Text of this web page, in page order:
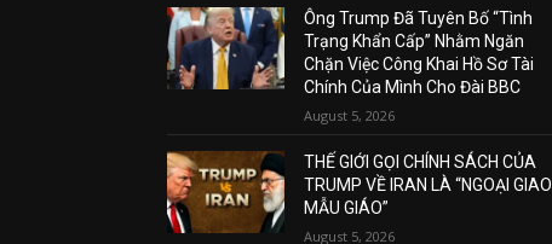
Ông Trump Đã Tuyên Bố “Tình
Trạng Khẩn Cấp” Nhằm Ngăn
Chặn Việc Công Khai Hồ Sơ Tài
Chính Của Mình Cho Đài BBC
August 5, 2026
THẾ GIỚI GỌI CHÍNH SÁCH CỦA
TRUMP VỀ IRAN LÀ “NGOẠI GIAO
MẪU GIÁO”
August 5, 2026